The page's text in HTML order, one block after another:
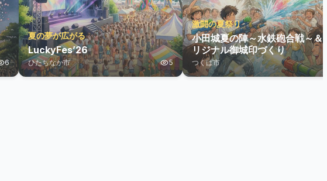
6
夏の夢が広がる
LuckyFes’26
ひたちなか市 5
激闘の夏祭り
小田城夏の陣～水鉄砲合戦～＆オ
リジナル御城印づくり
つくば市